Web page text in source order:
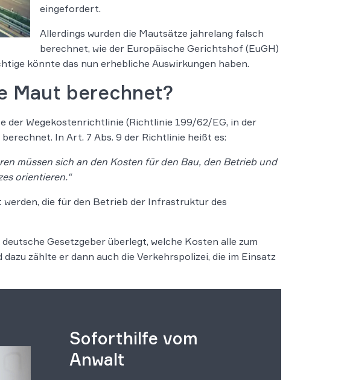
eingefordert.
Allerdings wurden die Mautsätze jahrelang falsch
berechnet, wie der Europäische Gerichtshof (EuGH)
könnte das nun erhebliche Auswirkungen haben.
Maut berechnet?
der Wegekostenrichtlinie (Richtlinie 199/62/EG, in der
In Art. 7 Abs. 9 der Richtlinie heißt es:
müssen sich an den Kosten für den Bau, den Betrieb und
orientieren.“
die für den Betrieb der Infrastruktur des
Gesetzgeber überlegt, welche Kosten alle zum
zählte er dann auch die Verkehrspolizei, die im Einsatz
Soforthilfe vom
Anwalt